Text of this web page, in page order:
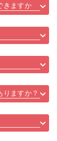
きますか
ますか？